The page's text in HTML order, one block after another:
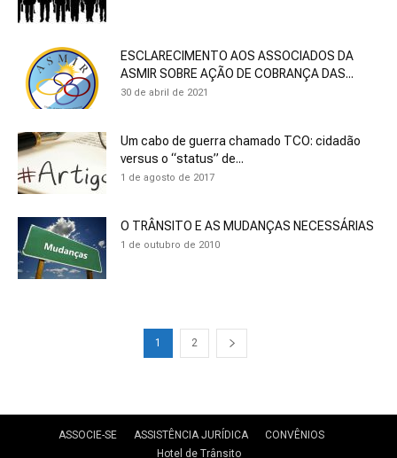
ESCLARECIMENTO AOS ASSOCIADOS DA
ASMIR SOBRE AÇÃO DE COBRANÇA DAS...
30 de abril de 2021
Um cabo de guerra chamado TCO: cidadão
versus o “status” de...
1 de agosto de 2017
O TRÂNSITO E AS MUDANÇAS NECESSÁRIAS
1 de outubro de 2010
1 2
ASSOCIE-SE ASSISTÊNCIA JURÍDICA
CONVÊNIOS
Hotel de Trânsito